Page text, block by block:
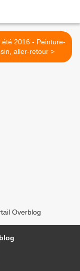
été 2016 - Peinture-
dessin, aller-retour >
Overblog